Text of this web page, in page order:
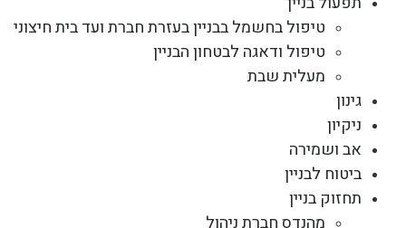
טיפול בחשמל בבניין בעזרת חברת ועד בית חיצוני
טיפול ודאגה לבטחון הבניין
מעלית שבת
גינון
ניקיון
אב ושמירה
ביטוח לבניין
תחזוק בניין
מהנדס חברת ניהול